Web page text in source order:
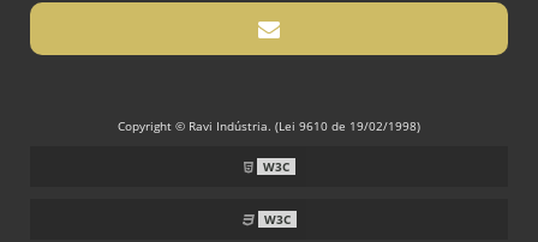
Copyright © Ravi Indústria. (Lei 9610 de 19/02/1998)
W3C
W3C